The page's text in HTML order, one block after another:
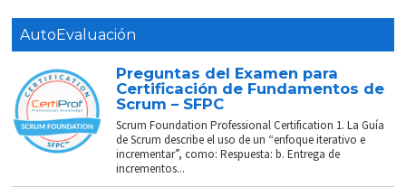
AutoEvaluación
Preguntas del Examen para
Certificación de Fundamentos de
Scrum – SFPC
Scrum Foundation Professional Certification 1. La Guía
de Scrum describe el uso de un “enfoque iterativo e
incrementar”, como: Respuesta: b. Entrega de
incrementos...